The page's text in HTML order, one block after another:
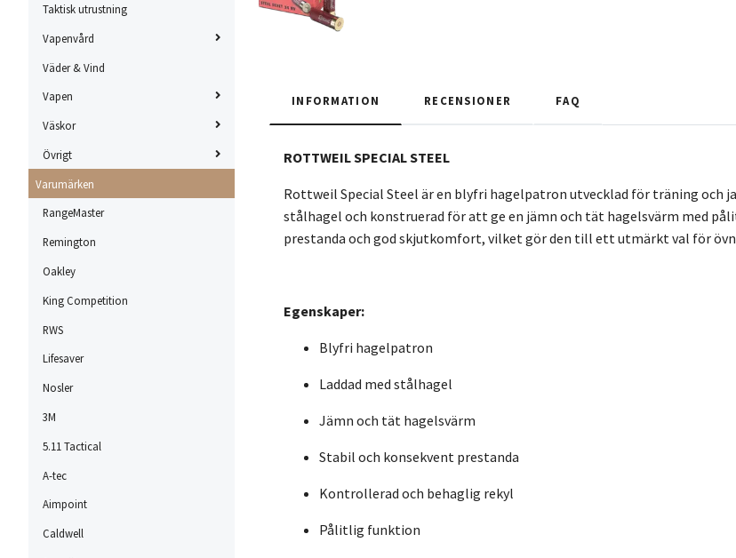
Taktisk utrustning
Vapenvård
Väder & Vind
Vapen
Väskor
Övrigt
Varumärken
RangeMaster
Remington
Oakley
King Competition
RWS
Lifesaver
Nosler
3M
5.11 Tactical
A-tec
Aimpoint
Caldwell
INFORMATION RECENSIONER FAQ
ROTTWEIL SPECIAL STEEL
Rottweil Special Steel är en blyfri hagelpatron utvecklad för träning och
stålhagel och konstruerad för att ge en jämn och tät hagelsvärm med
prestanda och god skjutkomfort, vilket gör den till ett utmärkt val för
Egenskaper:
Blyfri hagelpatron
Laddad med stålhagel
Jämn och tät hagelsvärm
Stabil och konsekvent prestanda
Kontrollerad och behaglig rekyl
Pålitlig funktion